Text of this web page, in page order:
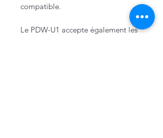
compatible.
Le PDW-U1 accepte également les